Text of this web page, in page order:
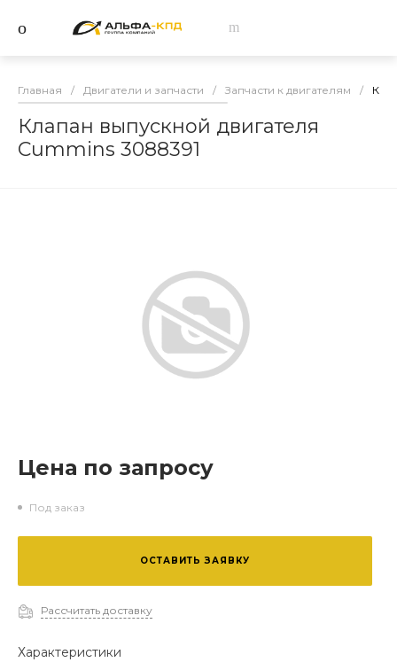
Главная / Двигатели и запчасти / Запчасти к двигателям /
Клапан выпускной двигателя
Cummins 3088391
Цена по запросу
Под заказ
ОСТАВИТЬ ЗАЯВКУ
Рассчитать доставку
Характеристики